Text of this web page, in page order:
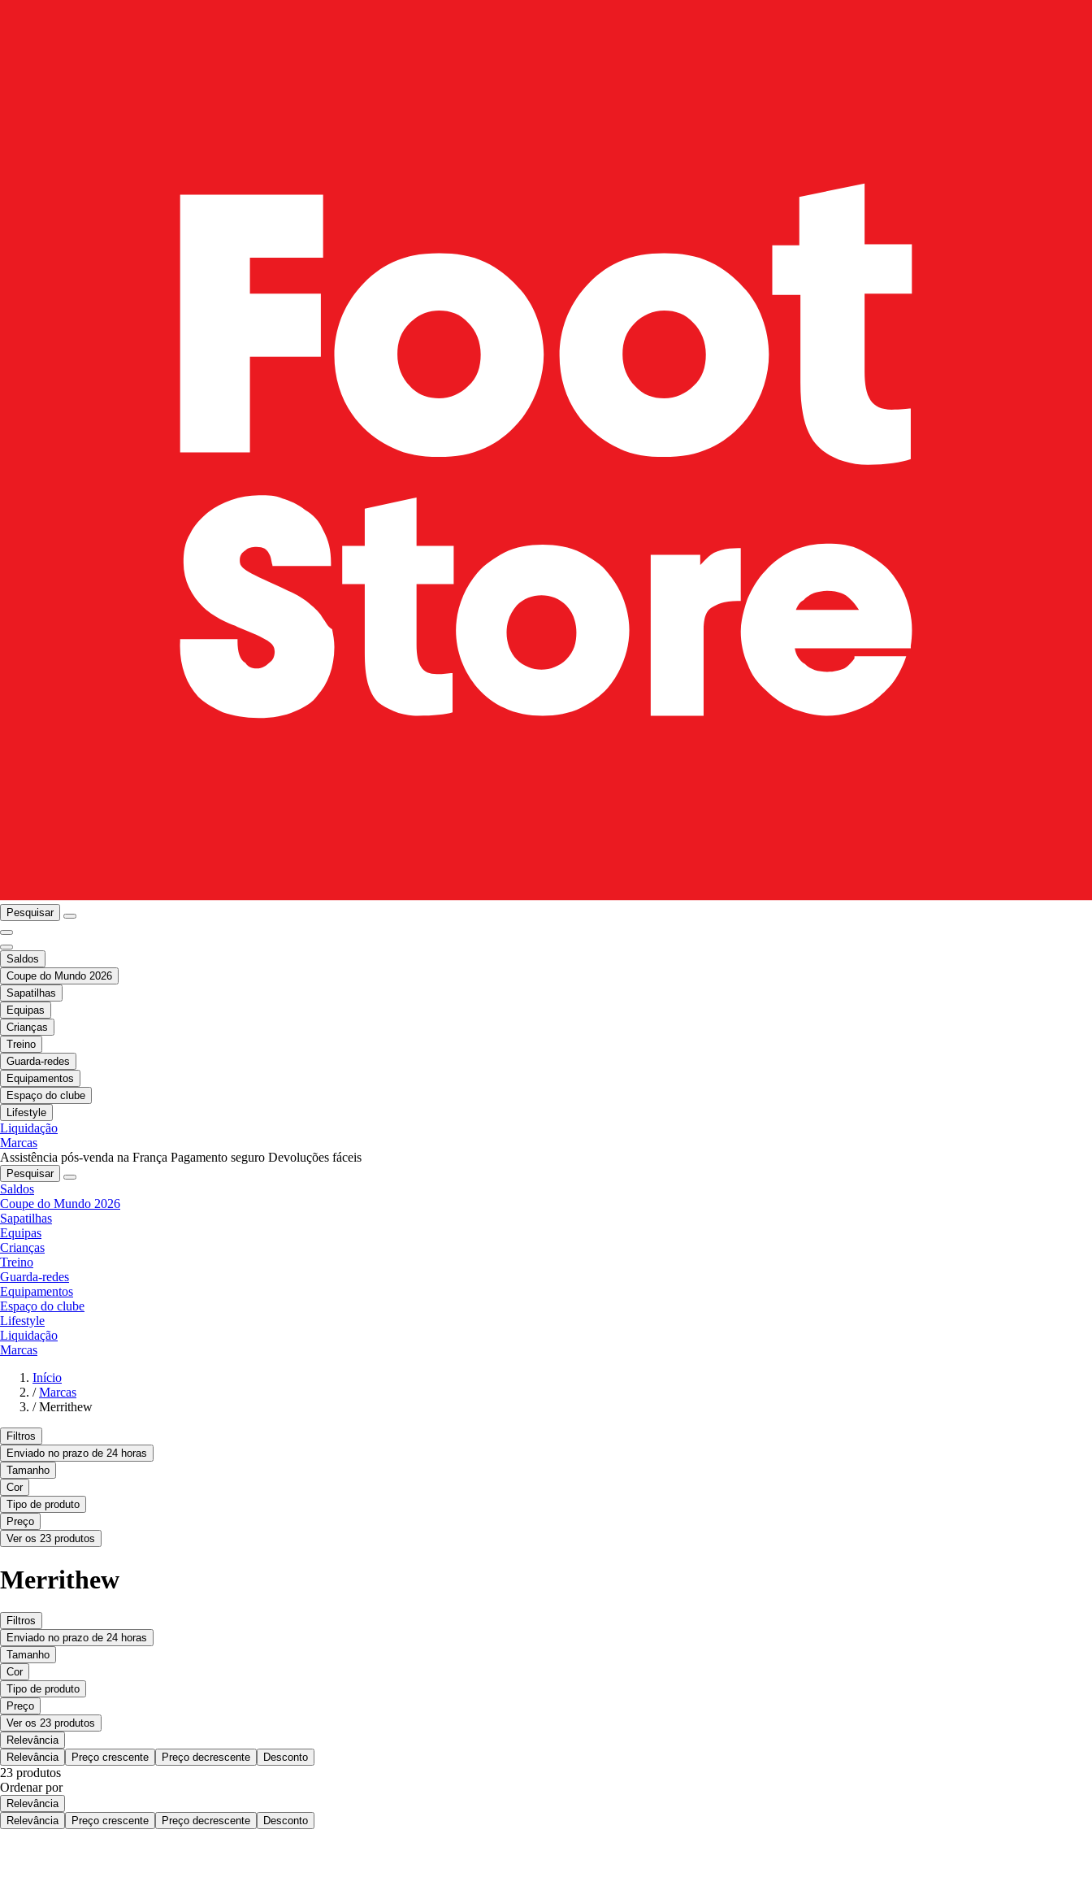
Pesquisar
Saldos
Coupe do Mundo 2026
Sapatilhas
Equipas
Crianças
Treino
Guarda-redes
Equipamentos
Espaço do clube
Lifestyle
Liquidação
Marcas
Assistência pós-venda na França Pagamento seguro Devoluções fáceis
Pesquisar
Saldos
Coupe do Mundo 2026
Sapatilhas
Equipas
Crianças
Treino
Guarda-redes
Equipamentos
Espaço do clube
Lifestyle
Liquidação
Marcas
Início
/ Marcas
/ Merrithew
Filtros
Enviado no prazo de 24 horas
Tamanho
Cor
Tipo de produto
Preço
Ver os 23 produtos
Merrithew
Filtros
Enviado no prazo de 24 horas
Tamanho
Cor
Tipo de produto
Preço
Ver os 23 produtos
Relevância
Relevância
Preço crescente Preço decrescente Desconto
23 produtos
Ordenar por
Relevância
Relevância
Preço crescente Preço decrescente Desconto